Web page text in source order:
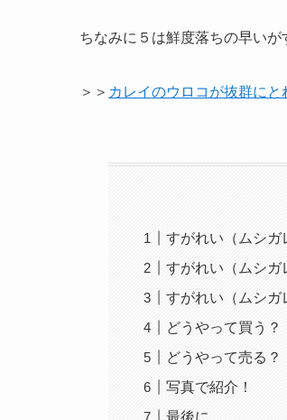
ちなみに５は鮮度落ちの早いが
＞＞ カレイのウロコが抜群にと
すがれい（ムシガ
すがれい（ムシガ
すがれい（ムシガ
どうやって買う？
どうやって売る？
写真で紹介！